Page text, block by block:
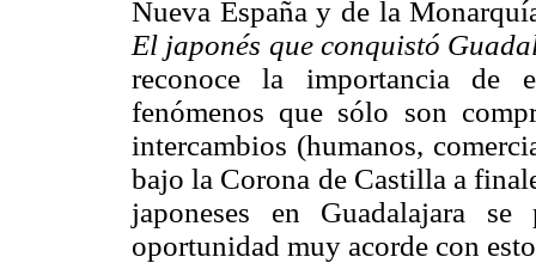
Nueva España y de la
El japonés que conquistó
reconoce la importancia de
fenómenos que sólo son
intercambios (humanos,
bajo la Corona de Castilla a
japoneses en Guadalajara
oportunidad muy acorde con